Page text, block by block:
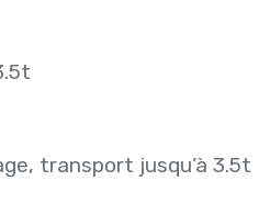
transport jusqu’à 3.5t